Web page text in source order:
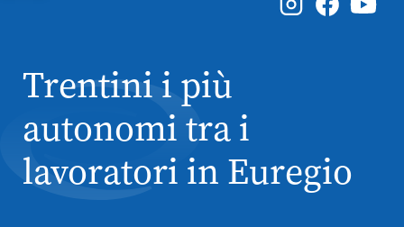
Trentini i più
autonomi tra i
lavoratori in Euregio